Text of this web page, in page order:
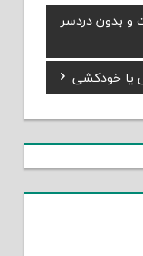
و بدون دردسر
یا خودکشی